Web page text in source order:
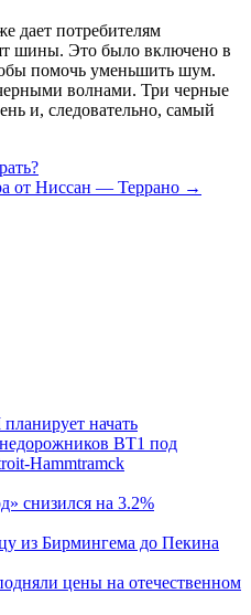
дает потребителям
шины. Это было включено в
помочь уменьшить шум.
волнами. Три черные
и, следовательно, самый
от Ниссан — Террано →
начать
BT1 под
Hammtramck
снизился на 3.2%
из Бирмингема до Пекина
цены на отечественном